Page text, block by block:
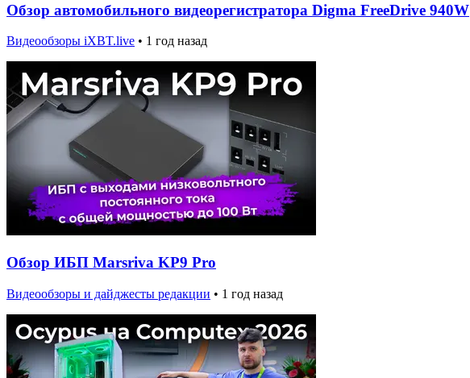
Обзор автомобильного видеорегистратора Digma FreeDrive 940W
Видеообзоры iXBT.live • 1 год назад
Обзор ИБП Marsriva KP9 Pro
Видеообзоры и дайджесты редакции • 1 год назад